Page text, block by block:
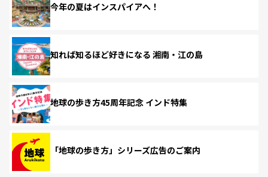
今年の夏はインスパイアへ！
知れば知るほど好きになる 湘南・江の島
地球の歩き方45周年記念 インド特集
「地球の歩き方」シリーズ広告のご案内